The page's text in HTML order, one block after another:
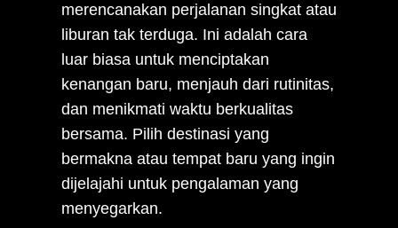
merencanakan perjalanan singkat atau
liburan tak terduga. Ini adalah cara
luar biasa untuk menciptakan
kenangan baru, menjauh dari rutinitas,
dan menikmati waktu berkualitas
bersama. Pilih destinasi yang
bermakna atau tempat baru yang ingin
dijelajahi untuk pengalaman yang
menyegarkan.